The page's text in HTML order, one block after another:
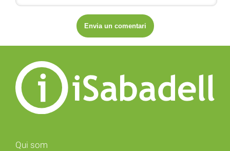
Qui som